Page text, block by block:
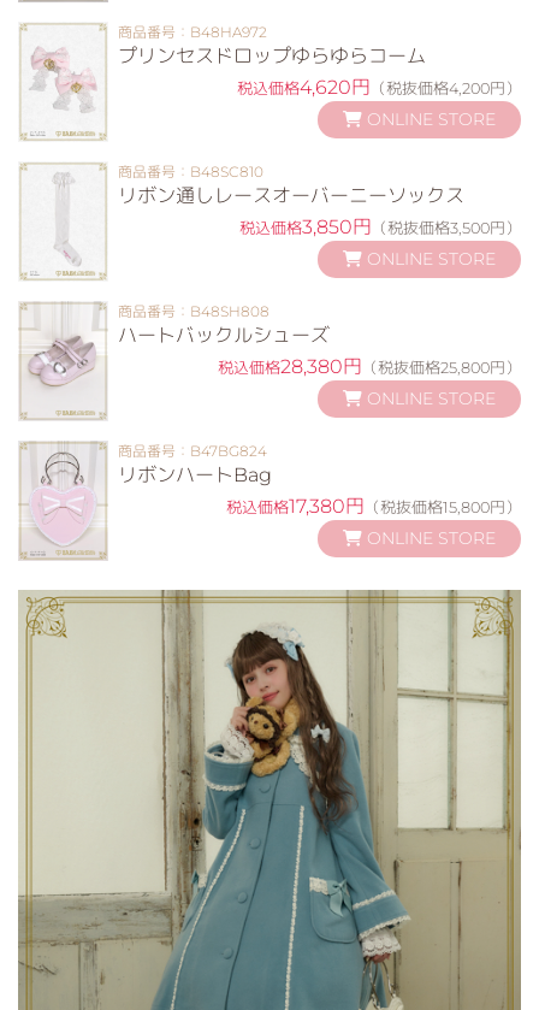
商品番号：B48HA972
プリンセスドロップゆらゆらコーム
税込価格4,620円 （税抜価格4,200円）
ONLINE STORE
商品番号：B48SC810
リボン通しレースオーバーニーソックス
税込価格3,850円 （税抜価格3,500円）
ONLINE STORE
商品番号：B48SH808
ハートバックルシューズ
税込価格28,380円 （税抜価格25,800円）
ONLINE STORE
商品番号：B47BG824
リボンハートBag
税込価格17,380円 （税抜価格15,800円）
ONLINE STORE